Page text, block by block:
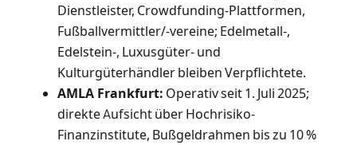
Dienstleister, Crowdfunding-Plattformen,
Fußballvermittler/-vereine; Edelmetall-,
Edelstein-, Luxusgüter- und
Kulturgüterhändler bleiben Verpflichtete.
AMLA Frankfurt: Operativ seit 1. Juli 2025;
direkte Aufsicht über Hochrisiko-
Finanzinstitute, Bußgeldrahmen bis zu 10 %